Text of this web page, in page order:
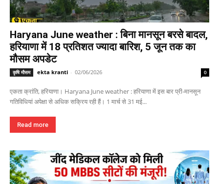
Haryana June weather : बिना मानसून बरसे बादल,
हरियाणा में 18 प्रतिशत ज्यादा बारिश, 5 जून तक का
मौसम अपडेट
कृषि मौसम ekta kranti - 02/06/2026 0
एकता क्रांति, हरियाणा। Haryana June weather : हरियाणा में इस बार प्री-मानसून
गतिविधियां अपेक्षा से अधिक सक्रिय रही हैं। 1 मार्च से 31 मई...
Read more